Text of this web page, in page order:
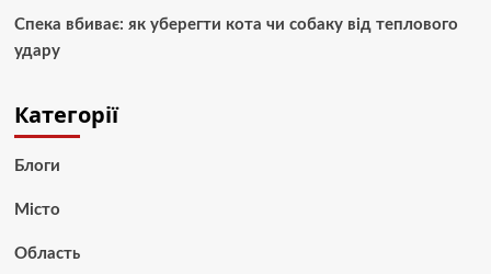
Спека вбиває: як уберегти кота чи собаку від теплового
удару
Категорії
Блоги
Місто
Область